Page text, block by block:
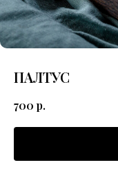
ПАЛТУС
700 р.